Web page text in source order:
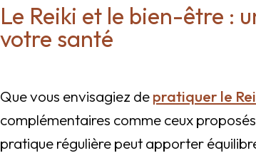
Le Reiki et le bien-être :
votre santé
Que vous envisagiez depratiquer le
complémentaires comme ceux
pratique régulière peut apporter